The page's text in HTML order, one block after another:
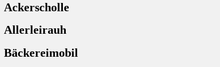
Ackerscholle
Allerleirauh
Bäckereimobil